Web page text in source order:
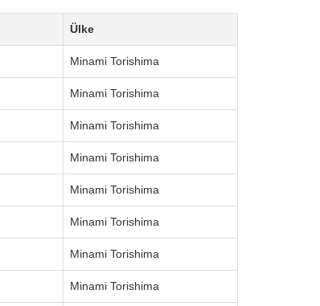
Ülke
Minami Torishima
Minami Torishima
Minami Torishima
Minami Torishima
Minami Torishima
Minami Torishima
Minami Torishima
Minami Torishima